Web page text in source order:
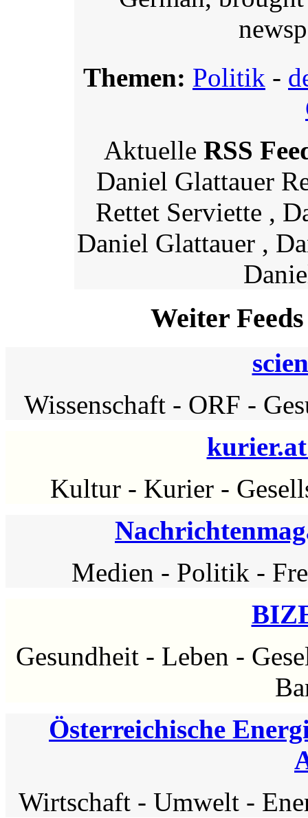
Themen: Politik -
Aktuelle RSS
Daniel Glattauer
Rettet Serviette ,
Daniel Glattauer ,
Weiter
Wissenschaft - ORF -
Kultur - Kurier -
Medien - Politik -
Gesundheit - Leben -
Österreichische
Wirtschaft - Umwelt -